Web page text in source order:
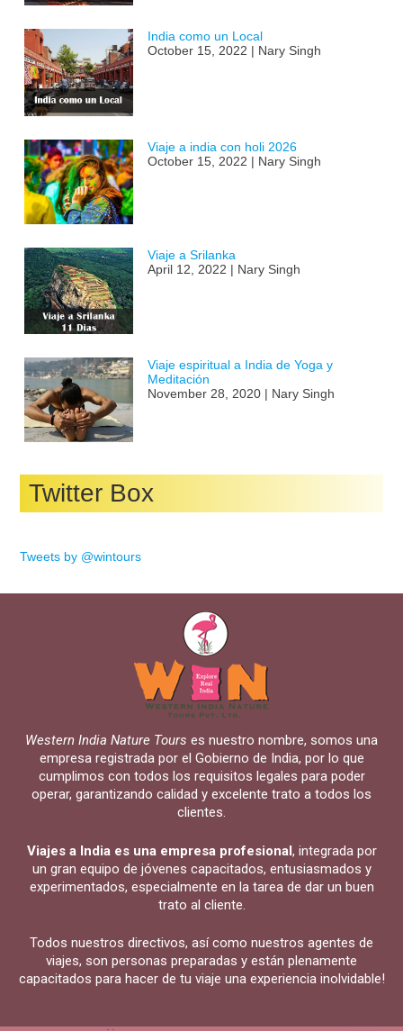
India como un Local
October 15, 2022 | Nary Singh
Viaje a india con holi 2026
October 15, 2022 | Nary Singh
Viaje a Srilanka
April 12, 2022 | Nary Singh
Viaje espiritual a India de Yoga y
Meditación
November 28, 2020 | Nary Singh
Twitter Box
Tweets by @wintours
Western India Nature Tours es nuestro nombre, somos una
empresa registrada por el Gobierno de India, por lo que
cumplimos con todos los requisitos legales para poder
operar, garantizando calidad y excelente trato a todos los
clientes.
Viajes a India es una empresa profesional, integrada por
un gran equipo de jóvenes capacitados, entusiasmados y
experimentados, especialmente en la tarea de dar un buen
trato al cliente.
Todos nuestros directivos, así como nuestros agentes de
viajes, son personas preparadas y están plenamente
capacitados para hacer de tu viaje una experiencia inolvidable!